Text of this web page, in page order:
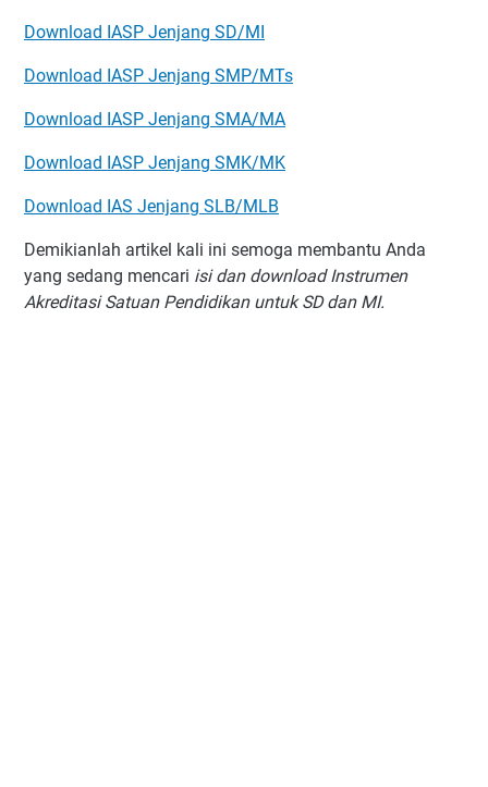
Download IASP Jenjang SD/MI
Download IASP Jenjang SMP/MTs
Download IASP Jenjang SMA/MA
Download IASP Jenjang SMK/MK
Download IAS Jenjang SLB/MLB
Demikianlah artikel kali ini semoga membantu Anda
yang sedang mencari isi dan download Instrumen
Akreditasi Satuan Pendidikan untuk SD dan MI.